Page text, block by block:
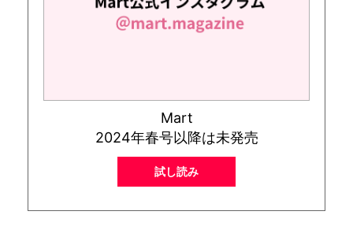
Mart
2024年春号以降は未発売
試し読み